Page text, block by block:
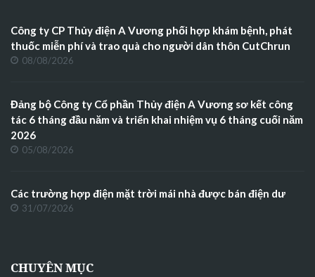
Công ty CP Thủy điện A Vương phối hợp khám bệnh, phát
thuốc miễn phí và trao quà cho người dân thôn CutChrun
08/08/2026
Đảng bộ Công ty Cổ phần Thủy điện A Vương sơ kết công
tác 6 tháng đầu năm và triển khai nhiệm vụ 6 tháng cuối năm
2026
05/08/2026
Các trường hợp điện mặt trời mái nhà được bán điện dư
31/07/2026
CHUYÊN MỤC